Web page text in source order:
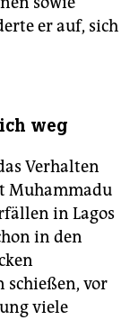
er auf, sich
weg
Verhalten
Muhammadu
in Lagos
in den
vor
viele